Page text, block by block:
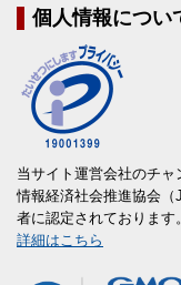
個人情報につい
当サイト運営会社のチ
情報経済社会推進協会
者に認定されております。
詳細はこちら